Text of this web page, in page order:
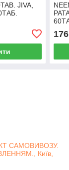
JIVA,
САМОВИВОЗУ.
Київ,